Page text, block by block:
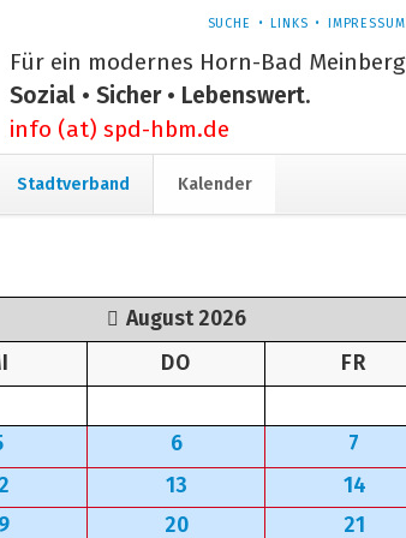
NAVIGATION
SUCHE LINKS IMPRESSUM
Für ein modernes Horn-Bad Meinberg
Sozial • Sicher • Lebenswert.
info (at) spd-hbm.de
Stadtverband Kalender
August 2026
DO FR
6 7
13 14
20 21